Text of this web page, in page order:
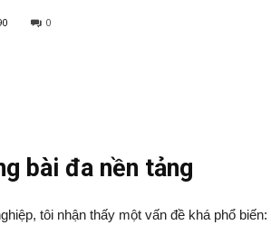
0
bài đa nền tảng
tôi nhận thấy một vấn đề khá phổ biến: